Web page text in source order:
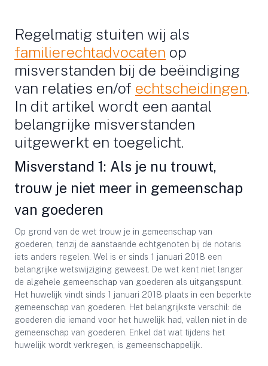
Regelmatig stuiten wij als
familierechtadvocaten op
misverstanden bij de beëindiging
van relaties en/of echtscheidingen.
In dit artikel wordt een aantal
belangrijke misverstanden
uitgewerkt en toegelicht.
Misverstand 1: Als je nu trouwt,
trouw je niet meer in gemeenschap
van goederen
Op grond van de wet trouw je in gemeenschap van
goederen, tenzij de aanstaande echtgenoten bij de notaris
iets anders regelen. Wel is er sinds 1 januari 2018 een
belangrijke wetswijziging geweest. De wet kent niet langer
de algehele gemeenschap van goederen als uitgangspunt.
Het huwelijk vindt sinds 1 januari 2018 plaats in een beperkte
gemeenschap van goederen. Het belangrijkste verschil: de
goederen die iemand voor het huwelijk had, vallen niet in de
gemeenschap van goederen. Enkel dat wat tijdens het
huwelijk wordt verkregen, is gemeenschappelijk.